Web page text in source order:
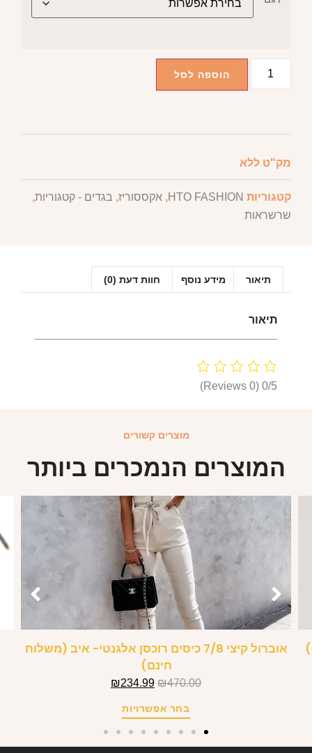
הוספה לסל
מק"ט ללא
קטגוריות HTO FASHION
, אקססוריז, בגדים - קטגוריות,
שרשראות
תיאור מידע נוסף חוות דעת (0)
תיאור
0/5
(0 Reviews)
מוצרים קשורים
המוצרים הנמכרים ביותר
אוברול קיצי 7/8 כיסים רוכסן אלגנטי- איב (משלוח
חינם)
₪470.00
₪234.99
בחר אפשרויות